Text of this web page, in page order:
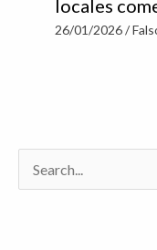
locales
26/01/2026/